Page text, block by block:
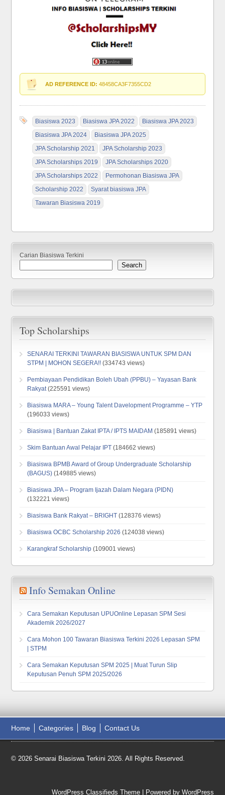
AD REFERENCE ID: 48458CA3F7355CD2
Biasiswa 2023 Biasiswa JPA 2022
Biasiswa JPA 2023
Biasiswa JPA 2024
Biasiswa JPA 2025
JPA Scholarship 2021
JPA Scholarship 2023
JPA Scholarships 2019
JPA Scholarships 2020
JPA Scholarships 2022
Permohonan Biasiswa JPA
Scholarship 2022
Syarat biasiswa JPA
Tawaran Biasiswa 2019
Carian Biasiswa Terkini
Search
Top Scholarships
SENARAI TERKINI TAWARAN BIASISWA UNTUK SPM DAN
STPM | MOHON SEGERA!! (334743 views)
Pembiayaan Pendidikan Boleh Ubah (PPBU) – Yayasan Bank
Rakyat(225591 views)
Biasiswa MARA – Young Talent Davelopment Programme – YTP
(196033 views)
Biasiswa | Bantuan Zakat IPTA / IPTS MAIDAM (185891 views)
Skim Bantuan Awal Pelajar IPT (184662 views)
Biasiswa BPMB Award of Group Undergraduate Scholarship
(BAGUS) (149885 views)
Biasiswa JPA – Program Ijazah Dalam Negara (PIDN)
(132221 views)
Biasiswa Bank Rakyat – BRIGHT (128376 views)
Biasiswa OCBC Scholarship 2026 (124038 views)
Karangkraf Scholarship (109001 views)
Info Semakan Online
Cara Semakan Keputusan UPUOnline Lepasan SPM Sesi
Akademik 2026/2027
Cara Mohon 100 Tawaran Biasiswa Terkini 2026 Lepasan SPM
| STPM
Cara Semakan Keputusan SPM 2025 | Muat Turun Slip
Keputusan Penuh SPM 2025/2026
Home Categories Blog Contact Us
© 2026 Senarai Biasiswa Terkini 2026. All Rights Reserved.
WordPress Classifieds Theme| Powered by WordPress